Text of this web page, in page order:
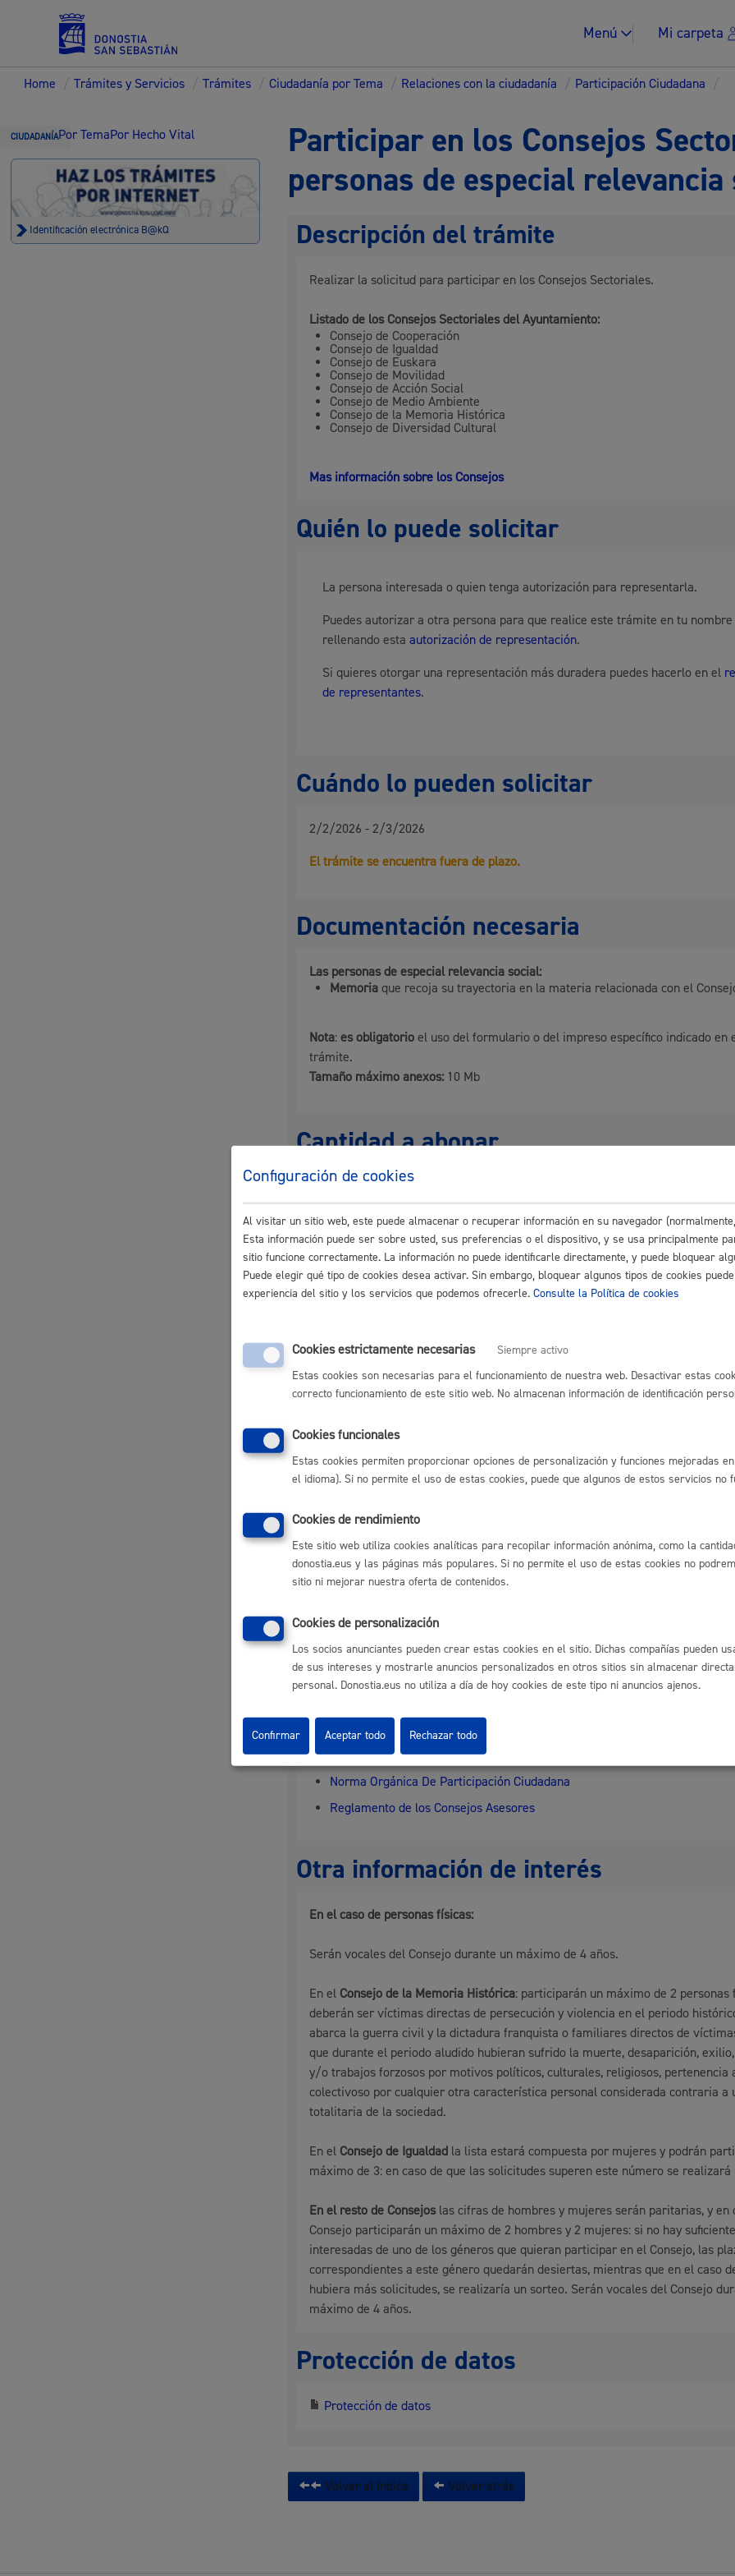
Menú Mi carpeta
Servicios
Padrón y asuntos personales
Espacio
Desarrollo
Participación ciudadana y asociacionismo
Actualidad
Noticias
Agenda cultural
Administración
Portal de transparencia
Home / Trámites y Servicios / Trámites / Ciudadanía por Tema / Relaciones con la ciudadanía / Participación Ciudadana /
CIUDADANÍAPor TemaPor Hecho Vital
Identificación electrónica B@kQ
Participar en los Consejos
personas de especial relevancia
Descripción del trámite
Realizar la solicitud para participar en los Consejos Sectoriales.
Listado de los Consejos Sectoriales del Ayuntamiento:
Consejo de Cooperación
Consejo de Igualdad
Consejo de Euskara
Consejo de Movilidad
Consejo de Acción Social
Consejo de Medio Ambiente
Consejo de la Memoria Histórica
Consejo de Diversidad Cultural
Mas información sobre los Consejos
Quién lo puede solicitar
La persona interesada o quien tenga autorización para representarla.
Puedes autorizar a otra persona para que realice este trámite en tu nombre
rellenando estaautorización de representación.
Si quieres otorgar una representación más duradera puedes hacerlo en el
de representantes.
Cuándo lo pueden solicitar
2/2/2026 - 2/3/2026
El trámite se encuentra fuera de plazo.
Documentación necesaria
Las personas de especial relevancia social:
Memoriaque recoja su trayectoria en la materia relacionada con el
Nota:es obligatorioel uso del formulario o del impreso específico indicado en
trámite.
Tamaño máximo anexos: 10 Mb
Cantidad a abonar
Plazo de resolución y sentido del
Plazo estimado: 3 meses Plazo legal:3 meses Sentido del silencio:Negativo
Pasos del procedimiento
Personas físicas
Participación Ciudadana
Notificación por el medio elegido en la solicitud.
Personas de especial prestigio social
Registro de la solicitud.
Informe de la Secretaría del Consejo para comprobación de los requisitos.
Acuerdo del pleno del Consejo.
Notificación por el medio elegido en la solicitud.
Responsable de la tramitación
Departamento:Dirección de Presidencia
Normativa
Norma Orgánica De Participación Ciudadana
Reglamento de los Consejos Asesores
Otra información de interés
En el caso de personas físicas:
Serán vocales del Consejo durante un máximo de 4 años.
En el Consejo de la Memoria Histórica: participarán un máximo de 2 personas
deberán ser víctimas directas de persecución y violencia en el periodo
abarca la guerra civil y la dictadura franquista o familiares directos de
que durante el periodo aludido hubieran sufrido la muerte, desaparición,
y/o trabajos forzosos por motivos políticos, culturales, religiosos, pertenencia
colectivoso por cualquier otra característica personal considerada contraria a
totalitaria de la sociedad.
En el Consejo de Igualdad la lista estará compuesta por mujeres y podrán
máximo de 3: en caso de que las solicitudes superen este número se realizará
En el resto de Consejoslas cifras de hombres y mujeres serán paritarias, y en
Consejo participarán un máximo de 2 hombres y 2 mujeres: si no hay
interesadas de uno de los géneros que quieran participar en el Consejo, las
correspondientes a este género quedarán desiertas, mientras que en el caso
hubiera más solicitudes, se realizaría un sorteo. Serán vocales del Consejo
máximo de 4 años.
Protección de datos
Protección de datos
Volver al índice Volver atrás
Configuración de cookies
Al visitar un sitio web, este puede almacenar o recuperar información en su navegador
Esta información puede ser sobre usted, sus preferencias o el dispositivo, y se usa principalmente
sitio funcione correctamente. La información no puede identificarle directamente, y puede bloquear
Puede elegir qué tipo de cookies desea activar. Sin embargo, bloquear algunos tipos de cookies
experiencia del sitio y los servicios que podemos ofrecerle. Consulte la Política de cookies
Cookies estrictamente necesarias
Siempre activo
Estas cookies son necesarias para el funcionamiento de nuestra web. Desactivar estas
correcto funcionamiento de este sitio web. No almacenan información de identificación
Cookies funcionales
Estas cookies permiten proporcionar opciones de personalización y funciones mejoradas
el idioma). Si no permite el uso de estas cookies, puede que algunos de estos servicios no
Cookies de rendimiento
Este sitio web utiliza cookies analíticas para recopilar información anónima, como la
donostia.eus y las páginas más populares. Si no permite el uso de estas cookies no
sitio ni mejorar nuestra oferta de contenidos.
Cookies de personalización
Los socios anunciantes pueden crear estas cookies en el sitio. Dichas compañías pueden
de sus intereses y mostrarle anuncios personalizados en otros sitios sin almacenar
personal. Donostia.eus no utiliza a día de hoy cookies de este tipo ni anuncios ajenos.
Rechazar todo
Confirmar Aceptar todo